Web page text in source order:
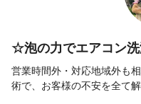
☆泡の力でエアコン
営業時間外・対応地域外も
術で、お客様の不安を全て